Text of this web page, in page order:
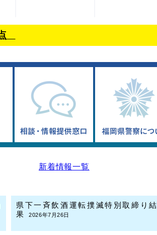
新着情報一覧
県下一斉飲酒運転撲滅特別取締り結
果
2026年7月26日